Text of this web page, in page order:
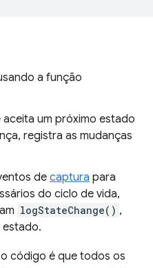
a função
um próximo estado
registra as mudanças
de captura para
do ciclo de vida,
logStateChange() ,
código é que todos os